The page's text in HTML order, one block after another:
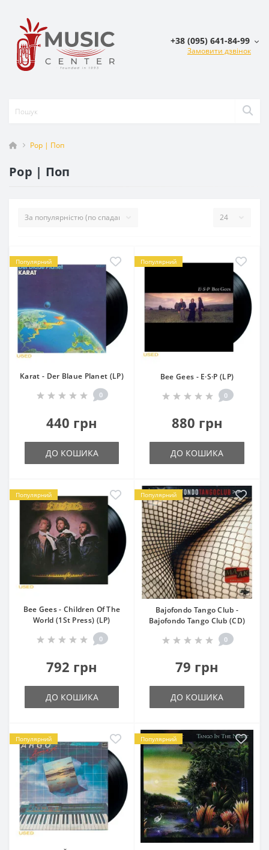
+38 (095) 641-84-99
Замовити дзвінок
Pop | Поп
Pop | Поп
Популярний
Karat - Der Blaue Planet (LP)
0
440 грн
ДО КОШИКА
Популярний
Bee Gees - E·S·P (LP)
0
880 грн
ДО КОШИКА
Популярний
Bee Gees - Children Of The
World (1St Press) (LP)
0
792 грн
ДО КОШИКА
Популярний
Bajofondo Tango Club -
Bajofondo Tango Club (CD)
0
79 грн
ДО КОШИКА
Популярний Популярний